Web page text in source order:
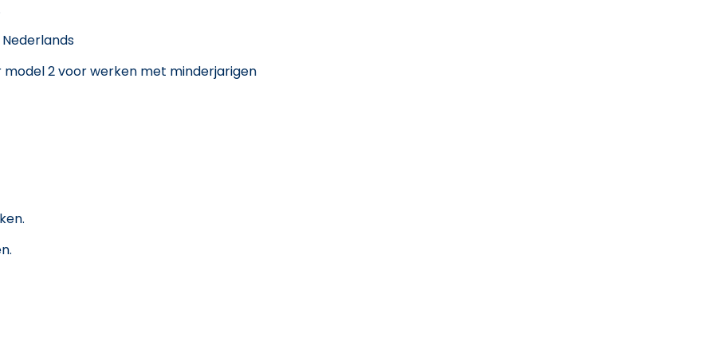
2 voor werken met minderjarigen